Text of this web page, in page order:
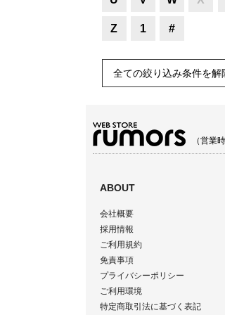
Z 1 #
全ての絞り込み条件を解
（営業
ABOUT
会社概要
採用情報
ご利用規約
免責事項
プライバシーポリシー
ご利用環境
特定商取引法に基づく表記